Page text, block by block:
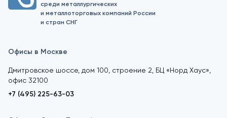
среди металлургических
и металлоторговых компаний России
и стран СНГ
Офисы в Москве
Дмитровское шоссе, дом 100, строение 2, БЦ «Норд Хаус»,
офис 32100
+7 (495) 225-63-03